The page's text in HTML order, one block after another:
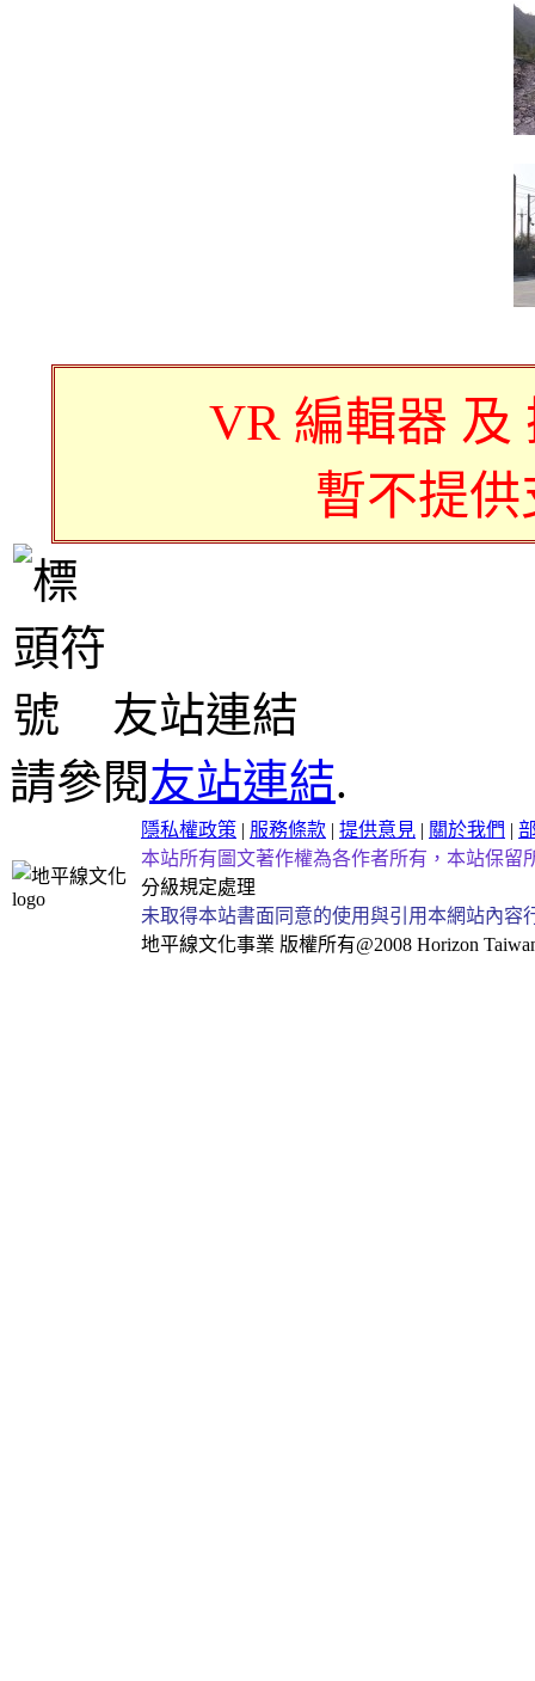
VR 編輯器 及
暫不提
友站連結
請參閱友站連結.
隱私權政策 | 服務條款 | 提供意見 | 關於我們 |
本站所有圖文著作權為各作者所有，本站保留
分級規定處理
未取得本站書面同意的使用與引用本網站內
地平線文化事業 版權所有@2008 Horizon